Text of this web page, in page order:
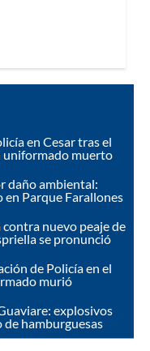
en Cesar tras el
uniformado muerto
daño ambiental:
en Parque Farallones
nuevo peaje de
se pronunció
de Policía en el
murió
explosivos
hamburguesas